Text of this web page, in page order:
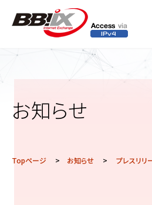
お知らせ
Topページ > お知らせ > プレスリリ